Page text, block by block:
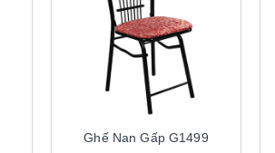
Ghế Nan Gấp G1499